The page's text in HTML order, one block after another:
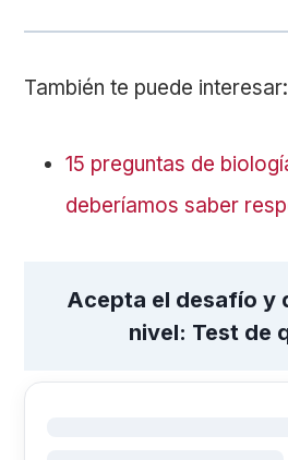
También te puede interesar:
15 preguntas de
deberíamos saber
Acepta el desafío y
nivel: Test de